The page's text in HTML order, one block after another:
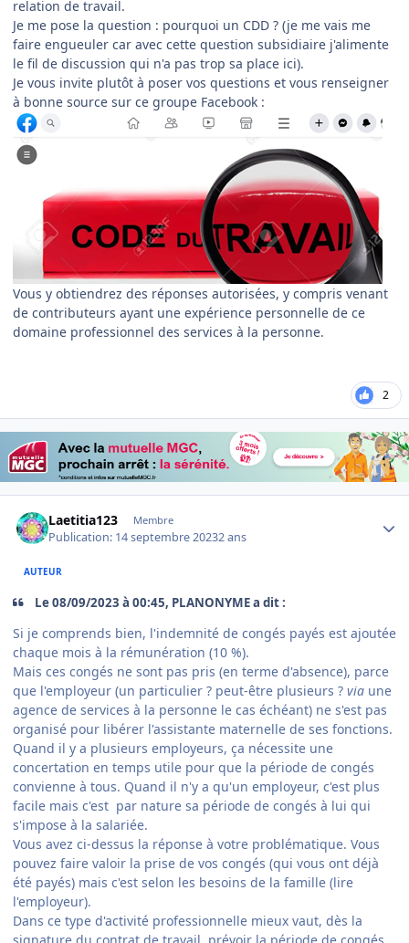
relation de travail.
Je me pose la question : pourquoi un CDD ? (je me vais me
faire engueuler car avec cette question subsidiaire j'alimente
le fil de discussion qui n'a pas trop sa place ici).
Je vous invite plutôt à poser vos questions et vous renseigner
à bonne source sur ce groupe Facebook :
Vous y obtiendrez des réponses autorisées, y compris venant
de contributeurs ayant une expérience personnelle de ce
domaine professionnel des services à la personne.
2
Laetitia123 Membre
Publication: 14 septembre 20232 ans
AUTEUR
Le 08/09/2023 à 00:45, PLANONYME a dit :
Si je comprends bien, l'indemnité de congés payés est ajoutée
chaque mois à la rémunération (10 %).
Mais ces congés ne sont pas pris (en terme d'absence), parce
que l'employeur (un particulier ? peut-être plusieurs ? via une
agence de services à la personne le cas échéant) ne s'est pas
organisé pour libérer l'assistante maternelle de ses fonctions.
Quand il y a plusieurs employeurs, ça nécessite une
concertation en temps utile pour que la période de congés
convienne à tous. Quand il n'y a qu'un employeur, c'est plus
facile mais c'est par nature sa période de congés à lui qui
s'impose à la salariée.
Vous avez ci-dessus la réponse à votre problématique. Vous
pouvez faire valoir la prise de vos congés (qui vous ont déjà
été payés) mais c'est selon les besoins de la famille (lire
l'employeur).
Dans ce type d'activité professionnelle mieux vaut, dès la